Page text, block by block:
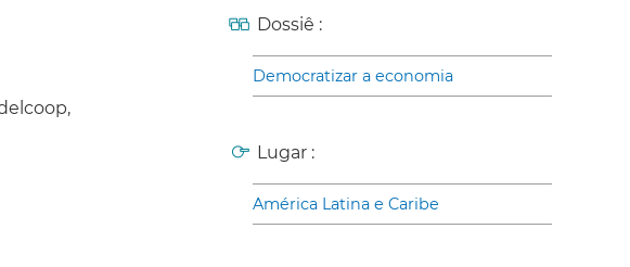
Dossiê :
Democratizar a economia
Lugar :
América Latina e Caribe